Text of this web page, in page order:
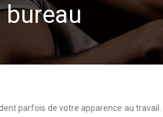
parfois de votre apparence au travail.